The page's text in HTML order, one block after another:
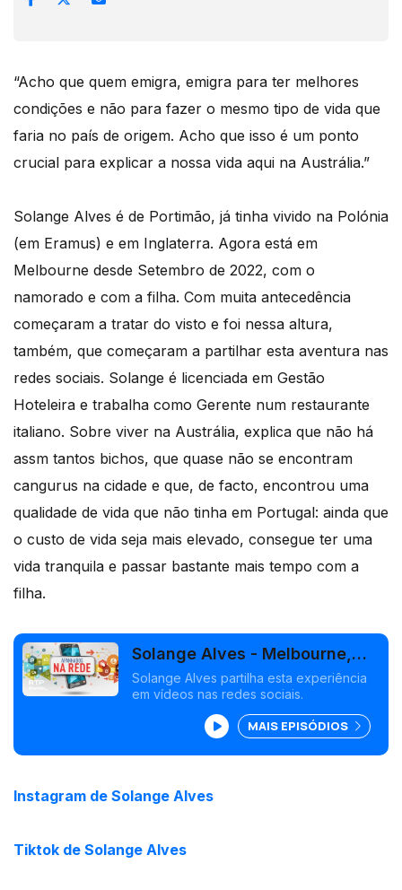
“Acho que quem emigra, emigra para ter melhores
condições e não para fazer o mesmo tipo de vida que
faria no país de origem. Acho que isso é um ponto
crucial para explicar a nossa vida aqui na Austrália.”
Solange Alves é de Portimão, já tinha vivido na Polónia
(em Eramus) e em Inglaterra. Agora está em
Melbourne desde Setembro de 2022, com o
namorado e com a filha. Com muita antecedência
começaram a tratar do visto e foi nessa altura,
também, que começaram a partilhar esta aventura nas
redes sociais. Solange é licenciada em Gestão
Hoteleira e trabalha como Gerente num restaurante
italiano. Sobre viver na Austrália, explica que não há
assm tantos bichos, que quase não se encontram
cangurus na cidade e que, de facto, encontrou uma
qualidade de vida que não tinha em Portugal: ainda que
o custo de vida seja mais elevado, consegue ter uma
vida tranquila e passar bastante mais tempo com a
filha.
Solange Alves - Melbourne,
Austrália
Solange Alves partilha esta experiência
em vídeos nas redes sociais.
MAIS EPISÓDIOS
Instagram de Solange Alves
Tiktok de Solange Alves